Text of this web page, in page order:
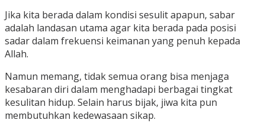
Jika kita berada dalam kondisi sesulit apapun, sabar
adalah landasan utama agar kita berada pada posisi
sadar dalam frekuensi keimanan yang penuh kepada
Allah.
Namun memang, tidak semua orang bisa menjaga
kesabaran diri dalam menghadapi berbagai tingkat
kesulitan hidup. Selain harus bijak, jiwa kita pun
membutuhkan kedewasaan sikap.